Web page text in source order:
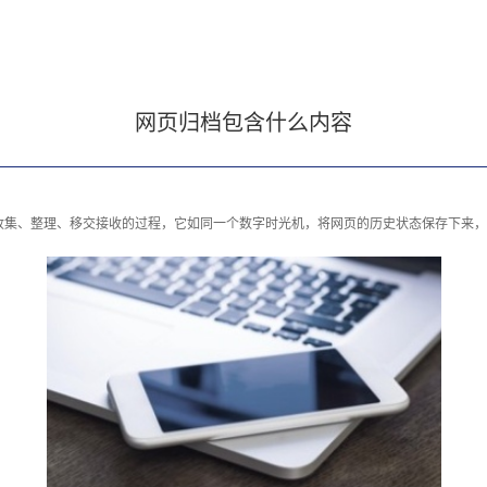
网页归档包含什么内容
、整理、移交接收的过程，它如同一个数字时光机，将网页的历史状态保存下来